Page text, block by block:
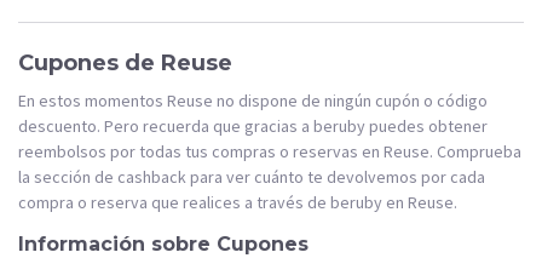
Cupones de Reuse
En estos momentos Reuse no dispone de ningún cupón o código
descuento. Pero recuerda que gracias a beruby puedes obtener
reembolsos por todas tus compras o reservas en Reuse. Comprueba
la sección de cashback para ver cuánto te devolvemos por cada
compra o reserva que realices a través de beruby en Reuse.
Información sobre Cupones